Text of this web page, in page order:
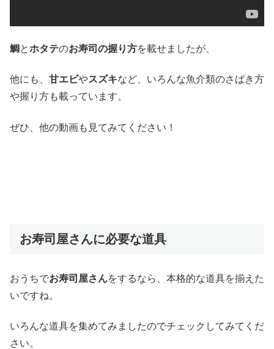
鯛 とホタテのお寿司の握り方を載せましたが、
他にも、 甘エビやスズキなど、いろんな魚介類のさばき方
や握り方も載っています。
ぜひ、他の動画も見てみてください！
お寿司屋さんに必要な道具
おうちでお寿司屋さんをするなら、本格的な道具を揃えた
いですね。
いろんな道具を集めてみましたのでチェックしてみてくだ
さい。